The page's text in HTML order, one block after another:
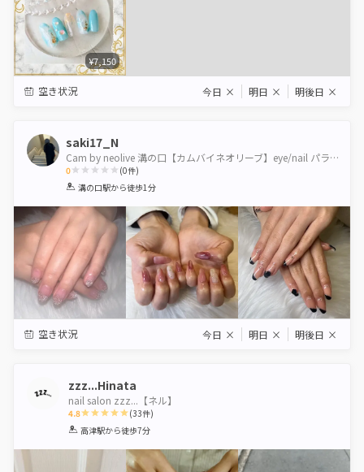
¥7,150
空き状況 今日 × 明日 × 明後日 ×
saki17_N
Cam by neolive 溝の口【カムバイネオリーブ】eye/nail パラジェル認定サロン
0
1 2 3 4 5
(0件)
溝の口駅から徒歩1分
空き状況 今日 × 明日 × 明後日 ×
zzz...Hinata
nail salon zzz...【ネル】
4.8
1 2 3 4 5
(33件)
高津駅から徒歩7分